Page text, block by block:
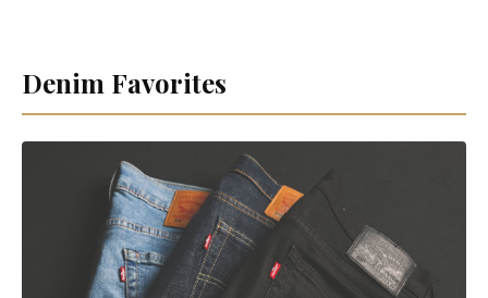
Denim Favorites